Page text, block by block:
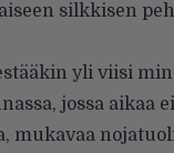
silkkisen
yli viisi
jossa aikaa
mukavaa